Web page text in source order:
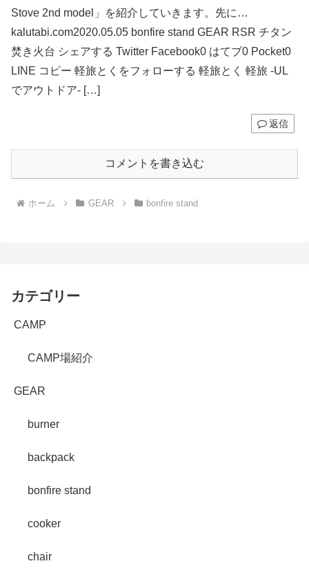
Stove 2nd model」を紹介していきます。先に…
kalutabi.com2020.05.05 bonfire stand GEAR RSR チタン
焚き火台 シェアする Twitter Facebook0 はてブ0 Pocket0
LINE コピー 軽旅とくをフォローする 軽旅とく 軽旅 -UL
でアウトドア- […]
返信
コメントを書き込む
ホーム GEAR bonfire stand
カテゴリー
CAMP
CAMP場紹介
GEAR
burner
backpack
bonfire stand
cooker
chair